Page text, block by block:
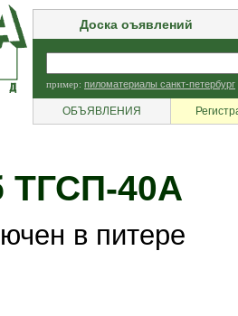
Доска оъявлений
пример: пиломатериалы санкт-петербург
ОБЪЯВЛЕНИЯ
ТГСП-40А
в питере